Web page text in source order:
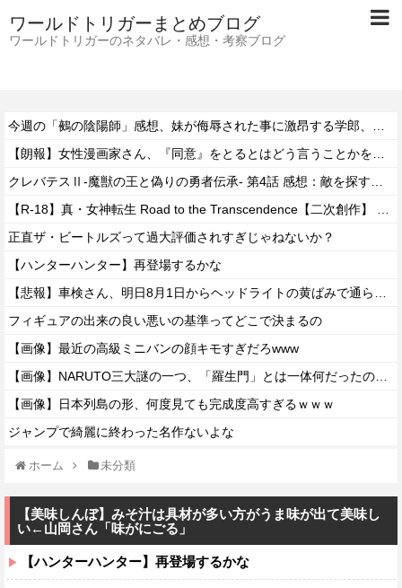
ワールドトリガーまとめブログ
ワールドトリガーのネタバレ・感想・考察ブログ
正直ザ・ビートルズって過大評価されすぎじゃねないか？
【ハンターハンター】再登場するかな
フィギュアの出来の良い悪いの基準ってどこで決まるの
【画像】最近の高級ミニバンの顔キモすぎだろwww
【画像】日本列島の形、何度見ても完成度高すぎるｗｗｗ
ジャンプで綺麗に終わった名作ないよな
ホーム 未分類
【美味しんぼ】みそ汁は具材が多い方がうま味が出て美味し
い←山岡さん「味がにごる」
【ハンターハンター】再登場するかな